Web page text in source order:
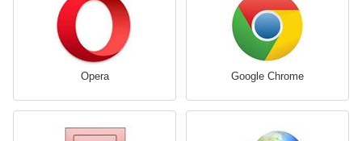
Google Chrome
Opera